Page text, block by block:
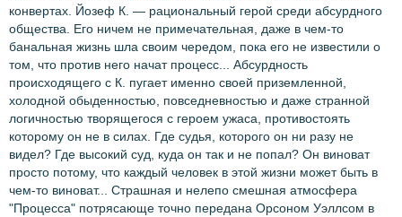
конвертах. Йозеф К. — рациональный герой среди абсурдного
общества. Его ничем не примечательная, даже в чем-то
банальная жизнь шла своим чередом, пока его не известили о
том, что против него начат процесс... Абсурдность
происходящего с К. пугает именно своей приземленной,
холодной обыденностью, повседневностью и даже странной
логичностью творящегося с героем ужаса, противостоять
которому он не в силах. Где судья, которого он ни разу не
видел? Где высокий суд, куда он так и не попал? Он виноват
просто потому, что каждый человек в этой жизни может быть в
чем-то виноват... Страшная и нелепо смешная атмосфера
"Процесса" потрясающе точно передана Орсоном Уэллсом в